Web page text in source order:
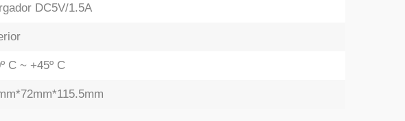
DC5V/1.5A
C ~ +45º C